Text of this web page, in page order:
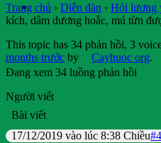
Trang chủ › Diễn đàn › Hỏi lương
kích, dâm dương hoắc, mú từn
This topic has 34 phản hồi, 3
months trước by Cayhuoc org.
Đang xem 34 luồng phản hồi
Người viết
Bài viết
17/12/2019 vào lúc 8:38 Chiều